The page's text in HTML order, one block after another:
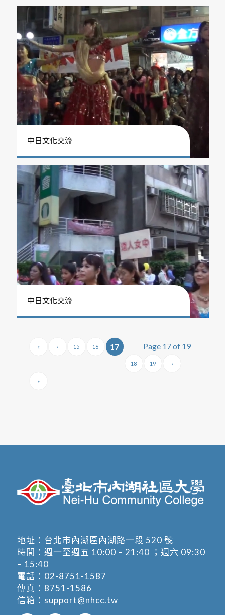
中日文化交流
中日文化交流
Page 17 of 19
« ‹ 15 16 17
18 19 ›
»
地址： 台北市內湖區內湖路一段 520 號
時間：週一至週五 10:00 – 21:40 ；週六 09:30
– 15:40
電話： 02-8751-1587
傳真：8751-1586
信箱： support@nhcc.tw